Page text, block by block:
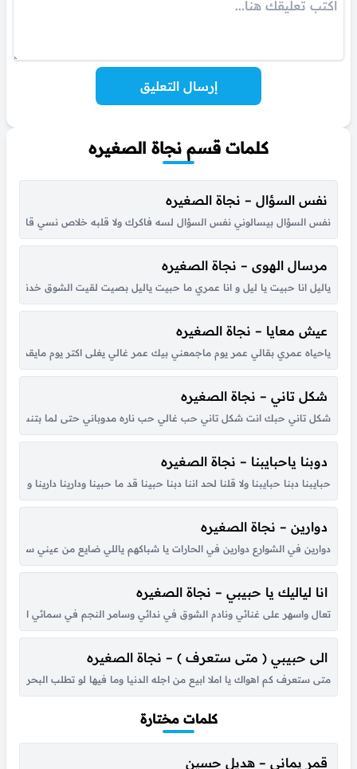
إرسال التعليق
كلمات قسم نجاة الصغيره
نفس السؤال – نجاة الصغيره
نفس السؤال بيسالوني نفس السؤال لسه فاكرك ولا قلبه خلاص نسي قال
مرسال الهوى – نجاة الصغيره
ياليل انا حبيت يا ليل و انا عمري ما حبيت ياليل بصيت لقيت الشوق خدني
عيش معايا – نجاة الصغيره
ياحياه عمري بقالي عمر يوم ماجمعني بيك عمر غالي يغلى اكتر يوم مايقدر
شكل تاني – نجاة الصغيره
شكل تاني حبك انت شكل تاني حب غالي حب ناره مدوباني حتى لما بتنسى مره
دوبنا ياحبايبنا – نجاة الصغيره
حبايبنا دبنا حبايبنا ولا قلنا لحد اننا دبنا حبينا قد ما حبينا ودارينا
دوارين – نجاة الصغيره
دوارين في الشوارع دوارين في الحارات يا شباكهم ياللي ضايع من عيني سلامات
انا لياليك يا حبيبي – نجاة الصغيره
تعال واسهر على غنائي ونادم الشوق في ندائي وسامر النجم في سمائي انا
الى حبيبي ( متى ستعرف ) – نجاة الصغيره
متى ستعرف كم اهواك يا املا ابيع من اجله الدنيا وما فيها لو تطلب البحر في
كلمات مختارة
قمر يماني – هديل حسين